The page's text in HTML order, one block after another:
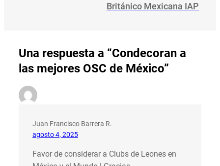
Británico Mexicana IAP
Una respuesta a “Condecoran a
las mejores OSC de México”
Juan Francisco Barrera R.
agosto 4, 2025
Favor de considerar a Clubs de Leones en